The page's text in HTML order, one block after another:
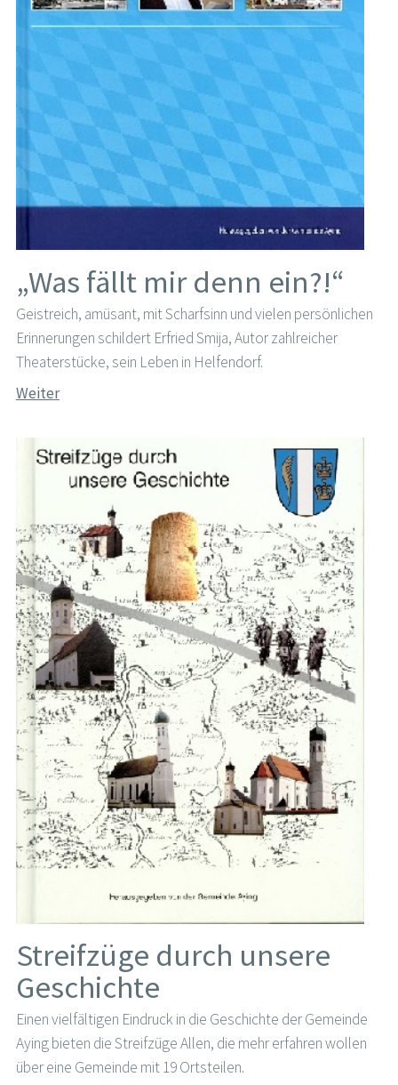
„Was fällt mir denn ein?!“
Geistreich, amüsant, mit Scharfsinn und vielen persönlichen
Erinnerungen schildert Erfried Smija, Autor zahlreicher
Theaterstücke, sein Leben in Helfendorf.
Weiter
Streifzüge durch unsere
Geschichte
Einen vielfältigen Eindruck in die Geschichte der Gemeinde
Aying bieten die Streifzüge Allen, die mehr erfahren wollen
über eine Gemeinde mit 19 Ortsteilen.